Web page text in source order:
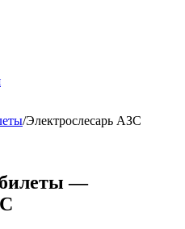
/Электрослесарь АЗС
—